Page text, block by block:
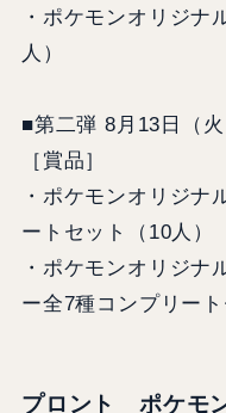
・ポケモンオリジ
人）
■第二弾 8月13日（火
［賞品］
・ポケモンオリジナ
ートセット（10人）
・ポケモンオリジナ
ー全7種コンプリート
プロント ポケモ